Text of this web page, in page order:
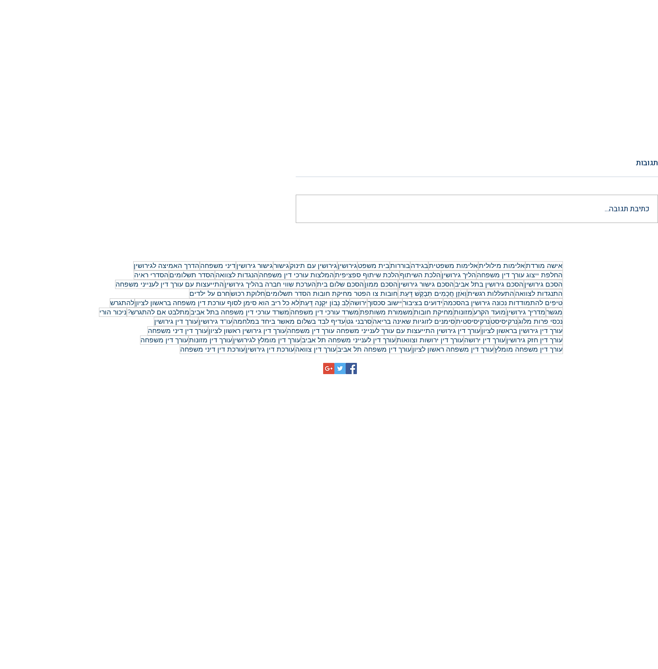
והמעודכן ל-2026
והעתיד ב-2026
תגובות
כתיבת תגובה...
אישה מורדתאלימות מילוליתאלימות משפטיתבגידהבוררותבית משפטגירושיןגירושין עם תינוקגישורגישור גירושיןדיני משפחה הדרך האמיצה לגירושין
החלפת ייצוג עורך דין משפחה הליך גירושין הלכת השיתוףהלכת שיתוף ספציפיתהמלצות עורכי דין משפחה הנגדות לצוואה הסדר תשלומים הסדרי ראיה
הסכם גירושין הסכם גירושין בתל אביבהסכם גישור גירושין הסכם ממון הסכם שלום ביתהערכת שווי חברה בהליך גירושין התייעצות עם עורך דין לענייני משפחה
התנגדות לצוואה התעללות רגשיתוְאֹזֶן חֲכָמִים תְּבַקֶּשׁ דָּעַת.חובות צו הפטר מחיקת חובות הסדר תשלומיםחלוקת רכושחרם על ילדים
טיפים להתמודדות נכונה גירושין בהסכמה ידועים בציבוריישוב סכסוךירושהלֵב נָבוֹן יִקְנֶה דָּעַתלא כל ריב הוא סימן לסוף עורכת דין משפחה בראשון לציוןלהתגרש
מגשרמדריך גירושין מועד הקרעמזונותמחיקת חובותמשמורת משותפתמשרד עורכי דין משפחה משרד עורכי דין משפחה בתל אביבמתלבט אם להתגרש?ניכור הורי
נכסי פרות מלוגנרקיסיסטנרקיסיסטיתסימנים לזוגיות שאינה בריאהסרבני גטעדיף לבד בשלום מאשר ביחד במלחמהעו"ד גירושיןעורך דין גירושין
עורך דין גירושין בראשון לציוןעורך דין גירושין התייעצות עם עורך לענייני משפחה עורך דין משפחהעורך דין גירושין ראשון לציוןעורך דין דיני משפחה
עורך דין חזק גירושיןעורך דין ירושהעורך דין ירושות וצוואותעורך דין לענייני משפחה תל אביבעורך דין מומלץ לגירושיןעורך דין מזונותעורך דין משפחה
עורך דין משפחה מומלץעורך דין משפחה ראשון לציוןעורך דין משפחה תל אביבעורך דין צוואהעורכת דין גירושיןעורכת דין דיני משפחה